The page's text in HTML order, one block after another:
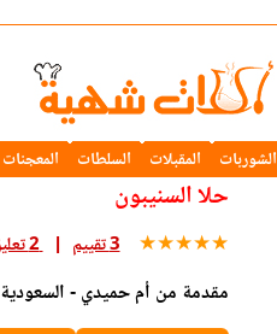
الشوربات المقبلات السلطات المعجنات
حلا السنيبون
★★★★★ 3 تقييم 2 تعليق
مقدمة من أم حميدي - السعودية